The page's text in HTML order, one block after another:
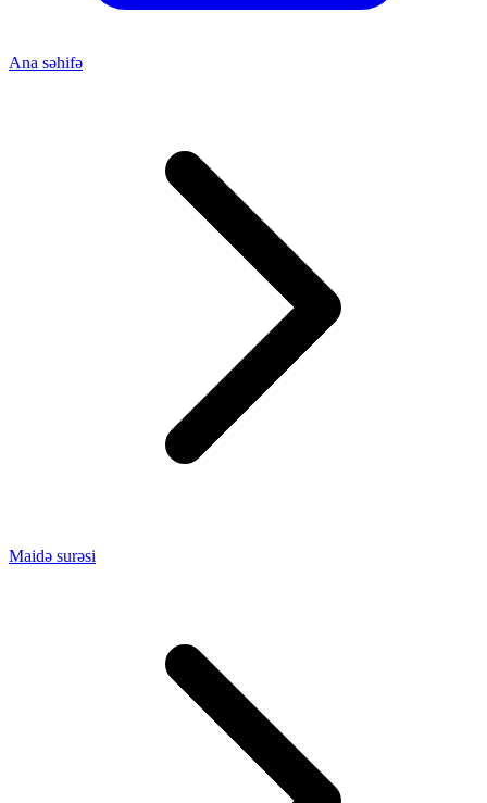
Ana səhifə
Maidə surəsi